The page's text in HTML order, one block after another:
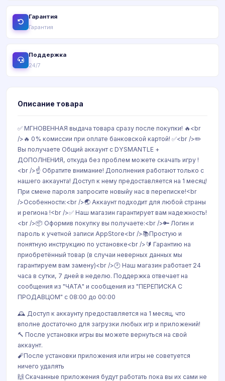
Гарантия
Гарантия
Поддержка
24/7
Описание товара
✅ МГНОВЕННАЯ выдача товара сразу после покупки! 🔥<br
/>🔥 0% комиссии при оплате банковской картой! ✅<br />✏️
Вы получаете Общий аккаунт с DYSMANTLE +
ДОПОЛНЕНИЯ, откуда без проблем можете скачать игру !
<br />☝️ Обратите внимание! Дополнения работают только с
нашего аккаунта! Доступ к нему предоставляется на 1 месяц!
При смене пароля запросите новыйу нас в переписке!<br
/>Особенности:<br />🌏 Аккаунт подходит для любой страны
и региона !<br />✅ Наш магазин гарантирует вам надежность!
<br />📦 Оформив покупку вы получаете:<br />🔑 Логин и
пароль к учетной записи AppStore<br />📚Простую и
понятную инструкцию по установке<br />🔰 Гарантию на
приобретённый товар (в случаи неверных данных мы
гарантируем вам замену)<br />🕑 Наш магазин работает 24
часа в сутки, 7 дней в неделю. Поддержка отвечает на
сообщения из "ЧАТА" и сообщения из "ПЕРЕПИСКА С
ПРОДАВЦОМ" с 08:00 до 00:00
🕰 Доступ к аккаунту предоставляется на 1 месяц, что
вполне достаточно для загрузки любых игр и приложений!
🔨 После установки игры вы можете вернуться на свой
аккаунт.
🧨После установки приложения или игры не советуется
ничего удалять
🙌 Скачанные приложения будут работать пока вы их сами не